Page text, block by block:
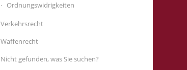
Ordnungswidrigkeiten
Verkehrsrecht
Waffenrecht
Nicht gefunden, was Sie suchen?